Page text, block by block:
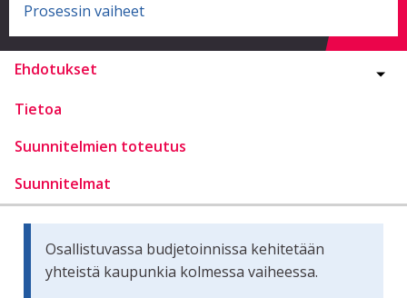
Prosessin vaiheet
Ehdotukset
Tietoa
Suunnitelmien toteutus
Suunnitelmat
Osallistuvassa budjetoinnissa kehitetään
yhteistä kaupunkia kolmessa vaiheessa.